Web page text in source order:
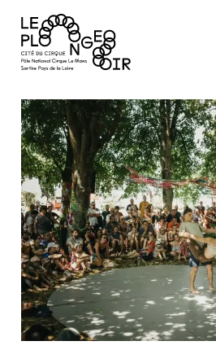
LE PLONGEOIR
PARTICIPER
PRATIQUER
FABRIQUER
L'AGENDA
L'ACTUALITÉ